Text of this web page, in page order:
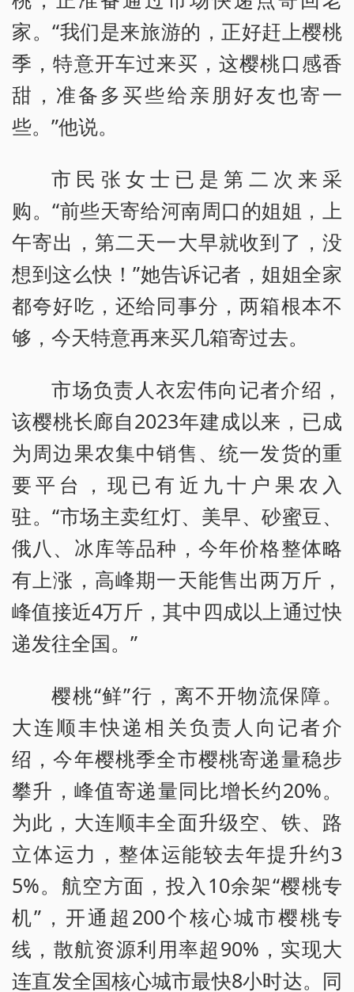
家。“我们是来旅游的，正好赶上樱桃
季，特意开车过来买，这樱桃口感香
甜，准备多买些给亲朋好友也寄一
些。”他说。
市民张女士已是第二次来采
购。“前些天寄给河南周口的姐姐，上
午寄出，第二天一大早就收到了，没
想到这么快！”她告诉记者，姐姐全家
都夸好吃，还给同事分，两箱根本不
够，今天特意再来买几箱寄过去。
市场负责人衣宏伟向记者介绍，
该樱桃长廊自2023年建成以来，已成
为周边果农集中销售、统一发货的重
要平台，现已有近九十户果农入
驻。“市场主卖红灯、美早、砂蜜豆、
俄八、冰库等品种，今年价格整体略
有上涨，高峰期一天能售出两万斤，
峰值接近4万斤，其中四成以上通过快
递发往全国。”
樱桃“鲜”行，离不开物流保障。
大连顺丰快递相关负责人向记者介
绍，今年樱桃季全市樱桃寄递量稳步
攀升，峰值寄递量同比增长约20%。
为此，大连顺丰全面升级空、铁、路
立体运力，整体运能较去年提升约3
5%。航空方面，投入10余架“樱桃专
机”，开通超200个核心城市樱桃专
线，散航资源利用率超90%，实现大
连直发全国核心城市最快8小时达。同